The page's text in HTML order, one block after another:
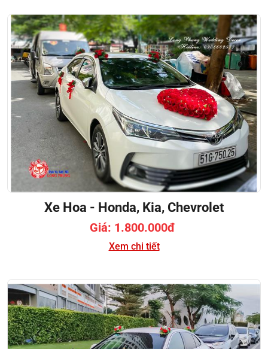
Xe Hoa - Honda, Kia, Chevrolet
Giá: 1.800.000đ
Xem chi tiết